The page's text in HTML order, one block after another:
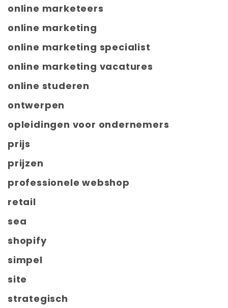
online marketeers
online marketing
online marketing specialist
online marketing vacatures
online studeren
ontwerpen
opleidingen voor ondernemers
prijs
prijzen
professionele webshop
retail
sea
shopify
simpel
site
strategisch